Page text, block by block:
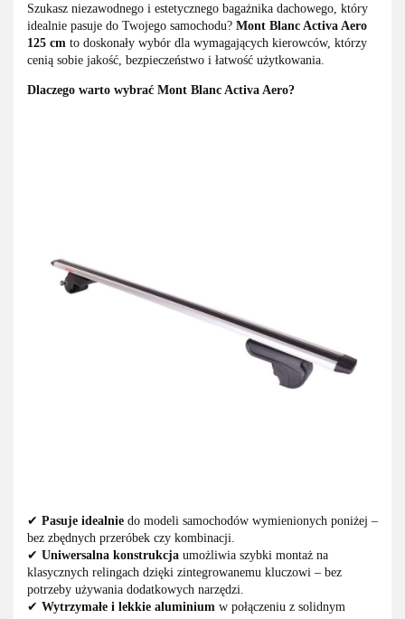
Szukasz niezawodnego i estetycznego bagażnika dachowego, który
idealnie pasuje do Twojego samochodu? Mont Blanc Activa Aero
125 cm to doskonały wybór dla wymagających kierowców, którzy
cenią sobie jakość, bezpieczeństwo i łatwość użytkowania.
Dlaczego warto wybrać Mont Blanc Activa Aero?
✔ Pasuje idealnie do modeli samochodów wymienionych poniżej –
bez zbędnych przeróbek czy kombinacji.
✔ Uniwersalna konstrukcja umożliwia szybki montaż na
klasycznych relingach dzięki zintegrowanemu kluczowi – bez
potrzeby używania dodatkowych narzędzi.
✔ Wytrzymałe i lekkie aluminium w połączeniu z solidnym